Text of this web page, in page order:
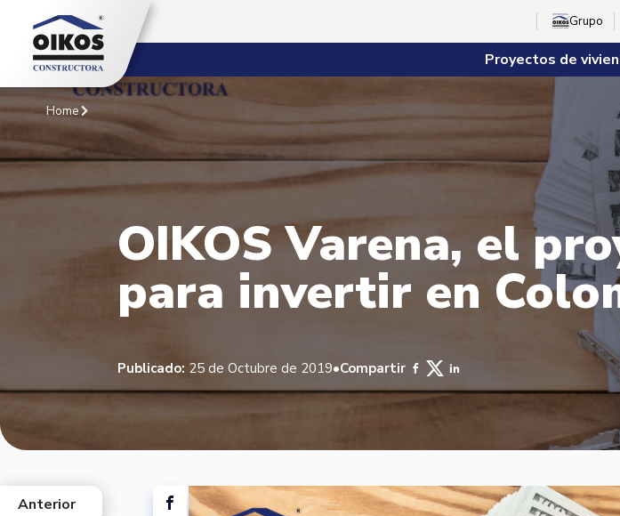
Grupo
Proyectos de
Home
OIKOS Varena, el
para invertir en
Publicado: 25 de Octubre de 2019•Compartir
west
Anterior